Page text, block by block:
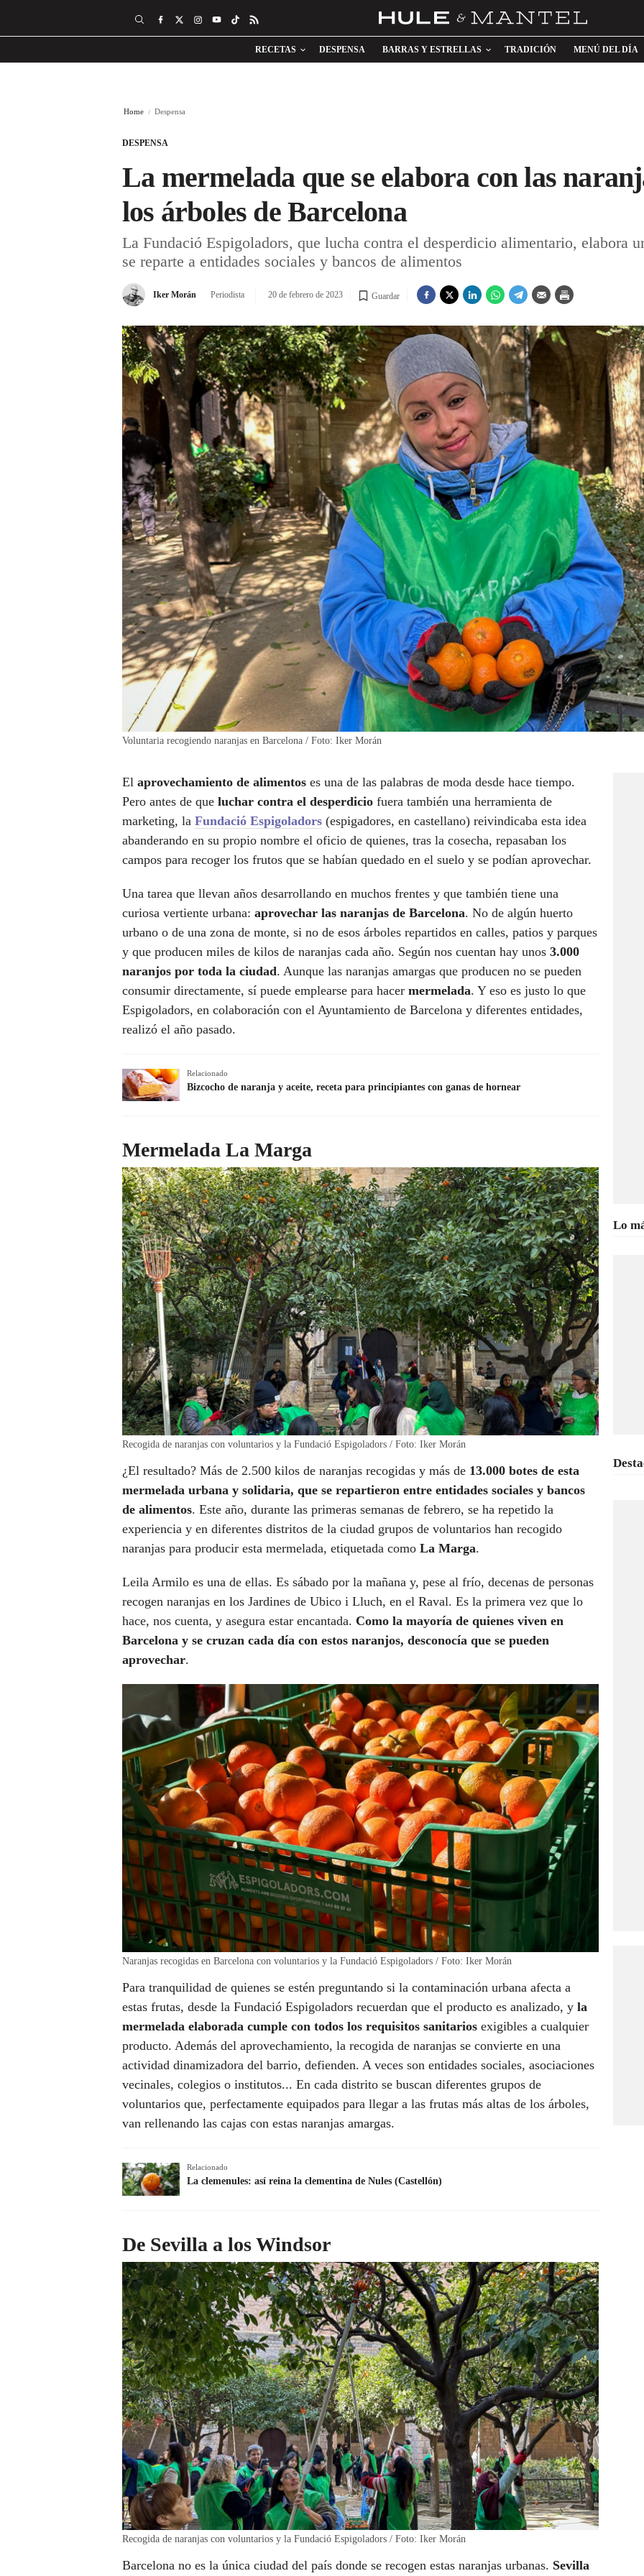
RECETAS DESPENSA BARRAS Y ESTRELLAS TRADICIÓN MENÚ DEL DÍA
Home Despensa
DESPENSA
La mermelada que se elabora con las
los árboles de Barcelona
La Fundació Espigoladors, que lucha contra el desperdicio alimentario, elabora
se reparte a entidades sociales y bancos de alimentos
Iker Morán Periodista 20 de febrero de 2023 Guardar
Voluntaria recogiendo naranjas en Barcelona / Foto: Iker Morán
El aprovechamiento de alimentos es una de las palabras de moda desde hace tiempo.
Pero antes de que luchar contra el desperdicio fuera también una herramienta de
marketing, la Fundació Espigoladors (espigadores, en castellano) reivindicaba esta idea
abanderando en su propio nombre el oficio de quienes, tras la cosecha, repasaban los
campos para recoger los frutos que se habían quedado en el suelo y se podían aprovechar.
Una tarea que llevan años desarrollando en muchos frentes y que también tiene una
curiosa vertiente urbana: aprovechar las naranjas de Barcelona. No de algún huerto
urbano o de una zona de monte, si no de esos árboles repartidos en calles, patios y parques
y que producen miles de kilos de naranjas cada año. Según nos cuentan hay unos 3.000
naranjos por toda la ciudad. Aunque las naranjas amargas que producen no se pueden
consumir directamente, sí puede emplearse para hacer mermelada. Y eso es justo lo que
Espigoladors, en colaboración con el Ayuntamiento de Barcelona y diferentes entidades,
realizó el año pasado.
Relacionado
Bizcocho de naranja y aceite, receta para principiantes con ganas de hornear
Mermelada La Marga
Recogida de naranjas con voluntarios y la Fundació Espigoladors / Foto: Iker Morán
¿El resultado? Más de 2.500 kilos de naranjas recogidas y más de 13.000 botes de esta
mermelada urbana y solidaria, que se repartieron entre entidades sociales y bancos
de alimentos. Este año, durante las primeras semanas de febrero, se ha repetido la
experiencia y en diferentes distritos de la ciudad grupos de voluntarios han recogido
naranjas para producir esta mermelada, etiquetada como La Marga.
Leila Armilo es una de ellas. Es sábado por la mañana y, pese al frío, decenas de personas
recogen naranjas en los Jardines de Ubico i Lluch, en el Raval. Es la primera vez que lo
hace, nos cuenta, y asegura estar encantada. Como la mayoría de quienes viven en
Barcelona y se cruzan cada día con estos naranjos, desconocía que se pueden
aprovechar.
Naranjas recogidas en Barcelona con voluntarios y la Fundació Espigoladors / Foto: Iker Morán
Para tranquilidad de quienes se estén preguntando si la contaminación urbana afecta a
estas frutas, desde la Fundació Espigoladors recuerdan que el producto es analizado, y la
mermelada elaborada cumple con todos los requisitos sanitarios exigibles a cualquier
producto. Además del aprovechamiento, la recogida de naranjas se convierte en una
actividad dinamizadora del barrio, defienden. A veces son entidades sociales, asociaciones
vecinales, colegios o institutos... En cada distrito se buscan diferentes grupos de
voluntarios que, perfectamente equipados para llegar a las frutas más altas de los árboles,
van rellenando las cajas con estas naranjas amargas.
Relacionado
La clemenules: así reina la clementina de Nules (Castellón)
De Sevilla a los Windsor
Recogida de naranjas con voluntarios y la Fundació Espigoladors / Foto: Iker Morán
Barcelona no es la única ciudad del país donde se recogen estas naranjas urbanas. Sevilla
Lo